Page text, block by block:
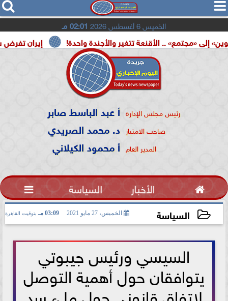
  
الخميس 6 أغسطس 2026 02:01 مـ
إيران تفرض شروطها على الأقنعة تتغير والأجندة واحدة!
رئيس مجلس الإدارة أ عبد الباسط صابر
صاحب الامتياز د. محمد الصريدي
المدير العام أ محمود الكيلاني
 الأخبار السياسة 
السياسة الخميس، 27 مايو 2021 03:09 مـ بتوقيت القاهرة
السيسي ورئيس جيبوتي
يتوافقان حول أهمية التوصل
لاتفاق قانوني حول ملء سد